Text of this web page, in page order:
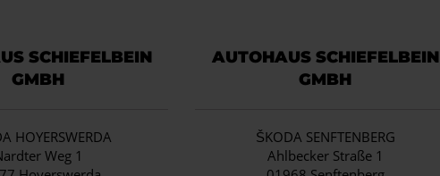
SCHIEFELBEIN
GMBH
HOYERSWERDA
Weg 1
AUTOHAUS SCHIEFELBEIN
GMBH
ŠKODA SENFTENBERG
Ahlbecker Straße 1